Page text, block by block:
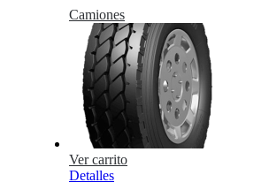
Camiones
Ver carrito
Detalles